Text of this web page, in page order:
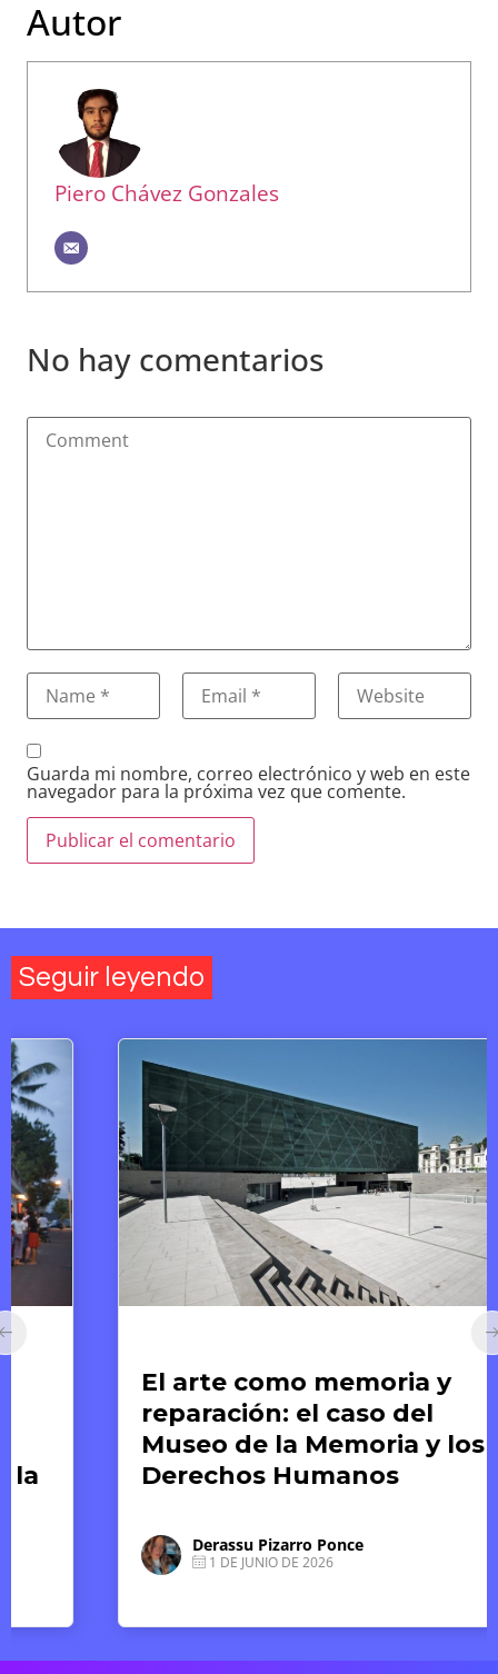
Autor
Piero Chávez Gonzales
No hay comentarios
Guarda mi nombre, correo electrónico y web en este
navegador para la próxima vez que comente.
Seguir leyendo
El arte como memoria y
reparación: el caso del
Museo de la Memoria y los
Derechos Humanos
Derassu Pizarro Ponce
1 DE JUNIO DE 2026